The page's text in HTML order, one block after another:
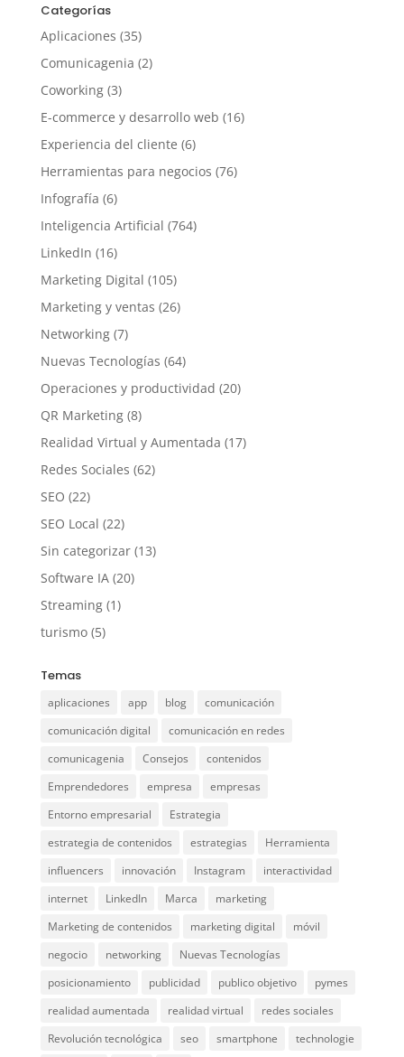
Categorías
Aplicaciones (35)
Comunicagenia (2)
Coworking(3)
E-commerce y desarrollo web (16)
Experiencia del cliente (6)
Herramientas para negocios (76)
Infografía (6)
Inteligencia Artificial (764)
LinkedIn (16)
Marketing Digital (105)
Marketing y ventas (26)
Networking(7)
Nuevas Tecnologías (64)
Operaciones y productividad (20)
QR Marketing(8)
Realidad Virtual y Aumentada (17)
Redes Sociales (62)
SEO (22)
SEO Local (22)
Sin categorizar(13)
Software IA(20)
Streaming(1)
turismo(5)
Temas
aplicaciones app blog
comunicación
comunicación digital
comunicación en redes
comunicagenia
Consejos
contenidos
Emprendedores
empresa
empresas
Entorno empresarial
Estrategia
estrategia de contenidos
estrategias
Herramienta
influencers
innovación Instagram
interactividad
internet
LinkedIn Marca
marketing
Marketing de contenidos
marketing digital
móvil
negocio
networking
Nuevas Tecnologías
posicionamiento
publicidad publico objetivo
pymes
realidad aumentada
realidad virtual
redes sociales
Revolución tecnológica
seo smartphone technologie